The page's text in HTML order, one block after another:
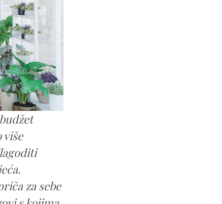
više
za sebe